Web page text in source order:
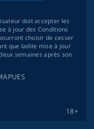
18+
doit accepter les
à jour des Conditions
choisir de cesser
que ladite mise à jour
semaines après son